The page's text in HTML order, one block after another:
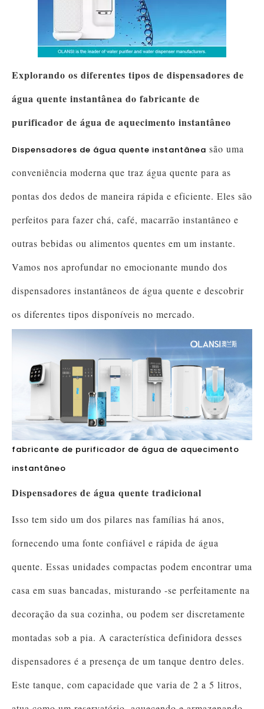
Explorando os diferentes tipos de dispensadores de
água quente instantânea do fabricante de
purificador de água de aquecimento instantâneo
Dispensadores de água quente instantânea são uma
conveniência moderna que traz água quente para as
pontas dos dedos de maneira rápida e eficiente. Eles são
perfeitos para fazer chá, café, macarrão instantâneo e
outras bebidas ou alimentos quentes em um instante.
Vamos nos aprofundar no emocionante mundo dos
dispensadores instantâneos de água quente e descobrir
os diferentes tipos disponíveis no mercado.
fabricante de purificador de água de aquecimento
instantâneo
Dispensadores de água quente tradicional
Isso tem sido um dos pilares nas famílias há anos,
fornecendo uma fonte confiável e rápida de água
quente. Essas unidades compactas podem encontrar uma
casa em suas bancadas, misturando -se perfeitamente na
decoração da sua cozinha, ou podem ser discretamente
montadas sob a pia. A característica definidora desses
dispensadores é a presença de um tanque dentro deles.
Este tanque, com capacidade que varia de 2 a 5 litros,